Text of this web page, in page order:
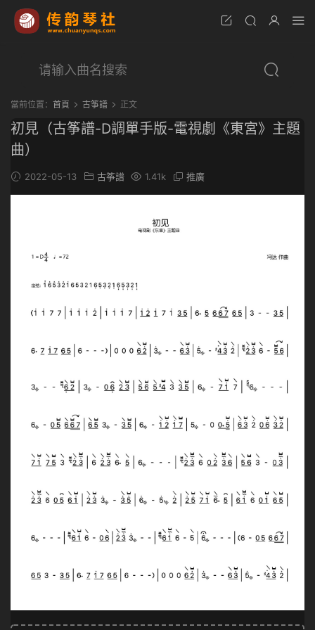
當前位置： 首頁 古筝譜 正文
初見（古筝譜-D調單手版-電視劇《東宮》主題
曲）
2022-05-13 古筝譜 1.41k 推廣